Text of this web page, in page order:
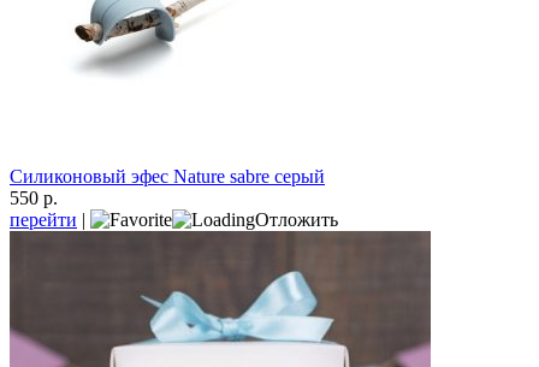
Силиконовый эфес Nature sabre серый
550 р.
перейти | Отложить